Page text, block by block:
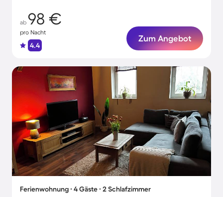
ab 98 €
pro Nacht
4.4
Zum Angebot
Ferienwohnung ∙ 4 Gäste ∙ 2 Schlafzimmer